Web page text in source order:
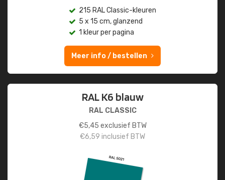
215 RAL Classic-kleuren
5 x 15 cm, glanzend
1 kleur per pagina
Meer info / bestellen
RAL K6 blauw
RAL CLASSIC
€5,45 exclusief BTW
€6,59 inclusief BTW